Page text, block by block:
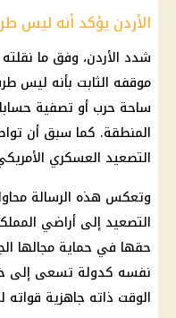
الأردن يؤكد أنه ليس
شدد الأردن، وفق ما
موقفه الثابت بأنه ليس
ساحة حرب أو تصفية
المنطقة. كما سبق أن
التصعيد العسكري
وتعكس هذه الرسالة
التصعيد إلى أراضي
حقها في حماية مجالها
نفسه كدولة تسعى إلى
الوقت ذاته جاهزية